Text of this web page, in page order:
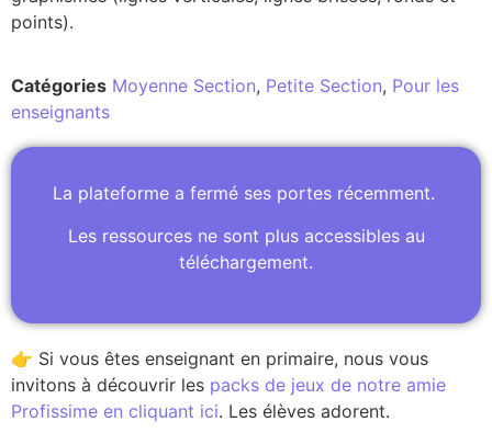
points).
Catégories Moyenne Section, Petite Section, Pour les
enseignants
La plateforme a fermé ses portes récemment.
Les ressources ne sont plus accessibles au
téléchargement.
👉 Si vous êtes enseignant en primaire, nous vous
invitons à découvrir les packs de jeux de notre amie
Profissime en cliquant ici. Les élèves adorent.